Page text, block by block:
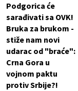
Podgorica će
sarađivati sa OVK!
Bruka za brukom -
stiže nam novi
udarac od "braće":
Crna Gora u
vojnom paktu
protiv Srbije?!